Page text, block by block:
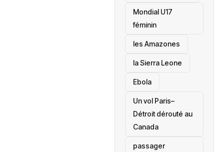
Mondial U17
féminin
les Amazones
la Sierra Leone
‎Ebola
Un vol Paris–
Détroit dérouté au
Canada
passager